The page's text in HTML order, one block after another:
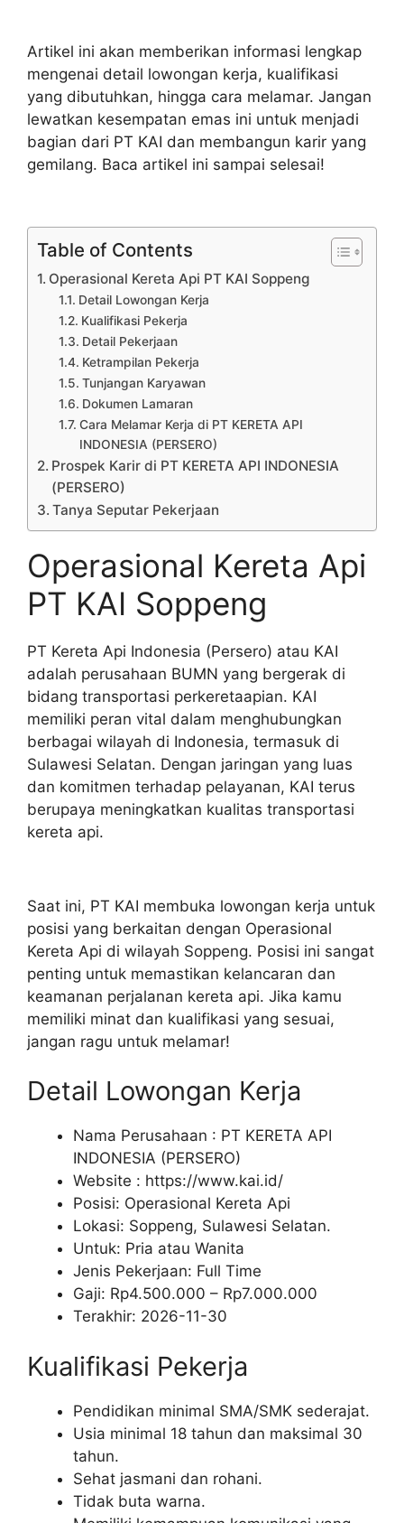
Artikel ini akan memberikan informasi lengkap
mengenai detail lowongan kerja, kualifikasi
yang dibutuhkan, hingga cara melamar. Jangan
lewatkan kesempatan emas ini untuk menjadi
bagian dari PT KAI dan membangun karir yang
gemilang. Baca artikel ini sampai selesai!
Table of Contents
Operasional Kereta Api PT KAI Soppeng
Detail Lowongan Kerja
Kualifikasi Pekerja
Detail Pekerjaan
Ketrampilan Pekerja
Tunjangan Karyawan
Dokumen Lamaran
Cara Melamar Kerja di PT KERETA API
INDONESIA (PERSERO)
Prospek Karir di PT KERETA API INDONESIA
(PERSERO)
Tanya Seputar Pekerjaan
Operasional Kereta Api
PT KAI Soppeng
PT Kereta Api Indonesia (Persero) atau KAI
adalah perusahaan BUMN yang bergerak di
bidang transportasi perkeretaapian. KAI
memiliki peran vital dalam menghubungkan
berbagai wilayah di Indonesia, termasuk di
Sulawesi Selatan. Dengan jaringan yang luas
dan komitmen terhadap pelayanan, KAI terus
berupaya meningkatkan kualitas transportasi
kereta api.
Saat ini, PT KAI membuka lowongan kerja untuk
posisi yang berkaitan dengan Operasional
Kereta Api di wilayah Soppeng. Posisi ini sangat
penting untuk memastikan kelancaran dan
keamanan perjalanan kereta api. Jika kamu
memiliki minat dan kualifikasi yang sesuai,
jangan ragu untuk melamar!
Detail Lowongan Kerja
Nama Perusahaan : PT KERETA API
INDONESIA (PERSERO)
Website : https://www.kai.id/
Posisi: Operasional Kereta Api
Lokasi: Soppeng, Sulawesi Selatan.
Untuk: Pria atau Wanita
Jenis Pekerjaan: Full Time
Gaji: Rp4.500.000 – Rp7.000.000
Terakhir: 2026-11-30
Kualifikasi Pekerja
Pendidikan minimal SMA/SMK sederajat.
Usia minimal 18 tahun dan maksimal 30
tahun.
Sehat jasmani dan rohani.
Tidak buta warna.